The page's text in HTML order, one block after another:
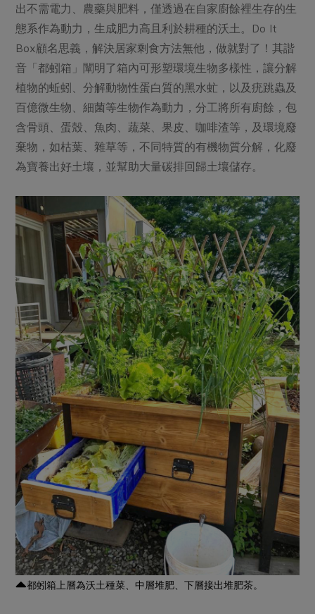
最新產品
優惠專區
樂齡友善
養身食補
節慶大餐
高麗菜海鮮煎餅
典藏閱覽室
媒體報導
下載專區
地區活動
社務會議 地區活動
活動報下載
出不需電力、農藥與肥料，僅透過在自家廚餘裡生存的生
態系作為動力，生成肥力高且利於耕種的沃土。Do It
Box顧名思義，解決居家剩食方法無他，做就對了！其諧
音「都蚓箱」闡明了箱內可形塑環境生物多樣性，讓分解
植物的蚯蚓、分解動物性蛋白質的黑水虻，以及疣跳蟲及
百億微生物、細菌等生物作為動力，分工將所有廚餘，包
含骨頭、蛋殼、魚肉、蔬菜、果皮、咖啡渣等，及環境廢
棄物，如枯葉、雜草等，不同特質的有機物質分解，化廢
為寶養出好土壤，並幫助大量碳排回歸土壤儲存。
都蚓箱上層為沃土種菜、中層堆肥、下層接出堆肥茶。